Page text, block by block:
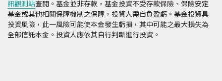
訊觀測站查閱。基金並非存款，基金投資不受存款保險、保險安定
基金或其他相關保障機制之保障，投資人需自負盈虧。基金投資具
投資風險，此一風險可能使本金發生虧損，其中可能之最大損失為
全部信託本金。投資人應依其自行判斷進行投資。